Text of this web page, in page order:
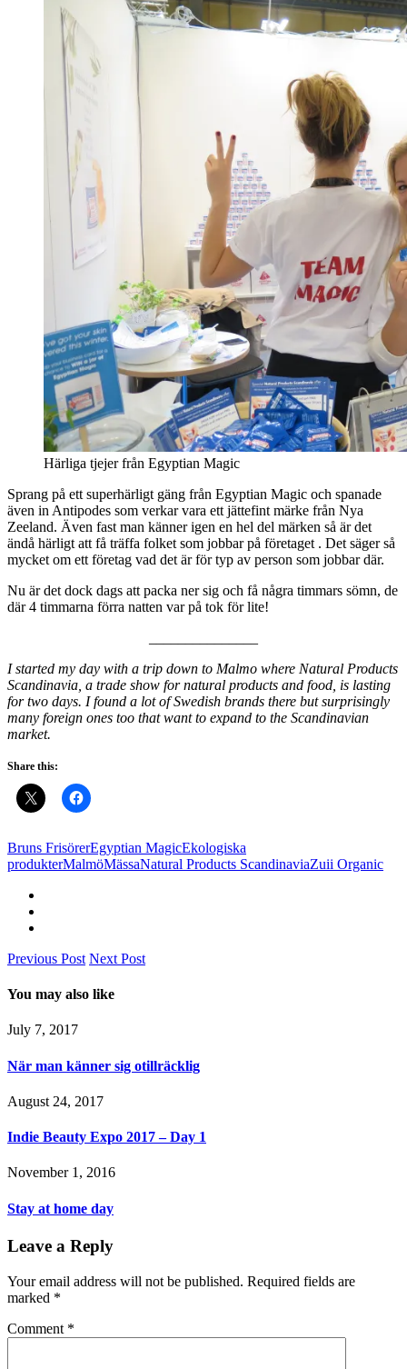
Härliga tjejer från Egyptian Magic
Sprang på ett superhärligt gäng från Egyptian Magic och spanade
även in Antipodes som verkar vara ett jättefint märke från Nya
Zeeland. Även fast man känner igen en hel del märken så är det
ändå härligt att få träffa folket som jobbar på företaget . Det säger så
mycket om ett företag vad det är för typ av person som jobbar där.
Nu är det dock dags att packa ner sig och få några timmars sömn, de
där 4 timmarna förra natten var på tok för lite!
I started my day with a trip down to Malmo where Natural Products
Scandinavia, a trade show for natural products and food, is lasting
for two days. I found a lot of Swedish brands there but surprisingly
many foreign ones too that want to expand to the Scandinavian
market.
Share this:
Bruns FrisörerEgyptian MagicEkologiska
produkterMalmöMässaNatural Products ScandinaviaZuii Organic
Previous Post Next Post
You may also like
July 7, 2017
När man känner sig otillräcklig
August 24, 2017
Indie Beauty Expo 2017 – Day 1
November 1, 2016
Stay at home day
Leave a Reply
Your email address will not be published. Required fields are
marked *
Comment *